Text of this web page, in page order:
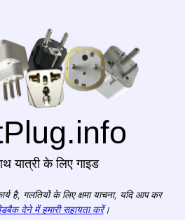
यात्री के लिए गाइड
है, गलतियों के लिए क्षमा याचना, यदि आप कर
देने में हमारी सहायता करें।